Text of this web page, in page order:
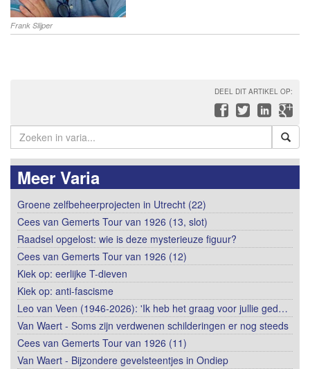
Frank Slijper
DEEL DIT ARTIKEL OP:
Meer Varia
Groene zelfbeheerprojecten in Utrecht (22)
Cees van Gemerts Tour van 1926 (13, slot)
Raadsel opgelost: wie is deze mysterieuze figuur?
Cees van Gemerts Tour van 1926 (12)
Kiek op: eerlijke T-dieven
Kiek op: anti-fascisme
Leo van Veen (1946-2026): 'Ik heb het graag voor jullie ged…
Van Waert - Soms zijn verdwenen schilderingen er nog steeds
Cees van Gemerts Tour van 1926 (11)
Van Waert - Bijzondere gevelsteentjes in Ondiep